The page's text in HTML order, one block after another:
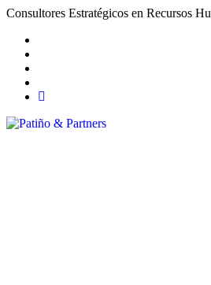
Consultores Estratégicos en Recursos